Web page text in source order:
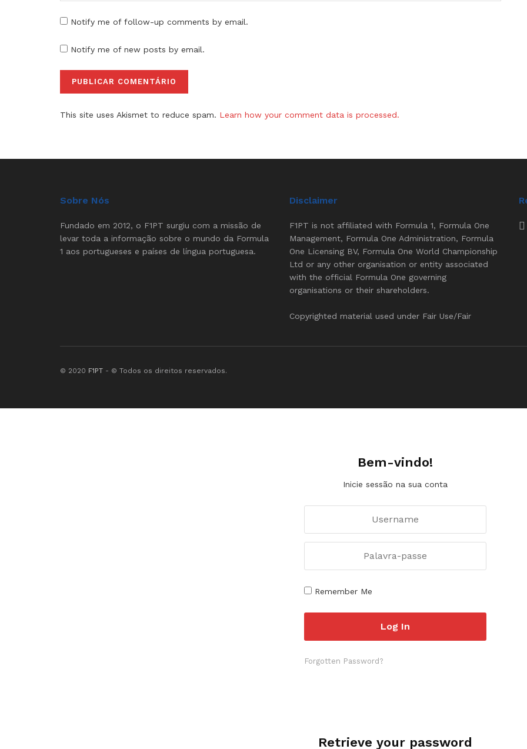
Notify me of follow-up comments by email.
Notify me of new posts by email.
This site uses Akismet to reduce spam. Learn how your comment data is processed.
Sobre Nós
Fundado em 2012, o F1PT surgiu com a missão de
levar toda a informação sobre o mundo da Formula
1 aos portugueses e países de língua portuguesa.
Disclaimer
F1PT is not affiliated with Formula 1, Formula One
Management, Formula One Administration, Formula
One Licensing BV, Formula One World Championship
Ltd or any other organisation or entity associated
with the official Formula One governing
organisations or their shareholders.
Copyrighted material used under Fair Use/Fair
© 2020 F1PT - © Todos os direitos reservados.
Bem-vindo!
Inicie sessão na sua conta
Remember Me
Forgotten Password?
Retrieve your password